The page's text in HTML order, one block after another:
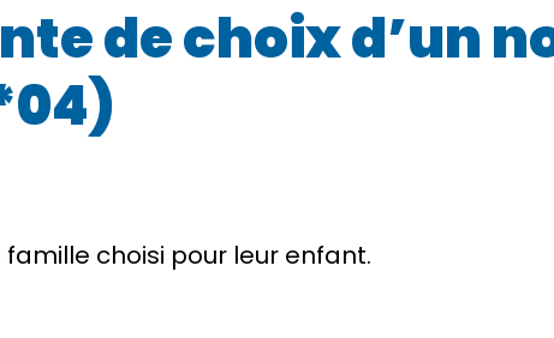
de choix d’un
choisi pour leur enfant.